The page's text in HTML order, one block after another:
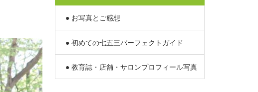
● お写真とご感想
● 初めての七五三パーフェクトガイド
● 教育誌・店舗・サロンプロフィール写真